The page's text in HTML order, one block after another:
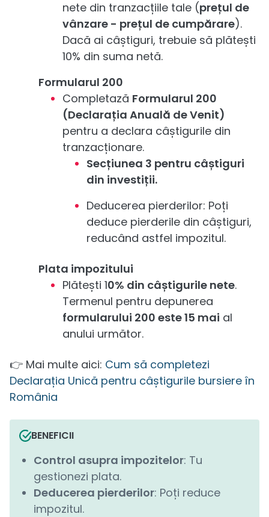
nete din tranzacțiile tale (prețul de
vânzare - prețul de cumpărare).
Dacă ai câștiguri, trebuie să plătești
10% din suma netă.
Formularul 200
Completază Formularul 200
(Declarația Anuală de Venit)
pentru a declara câștigurile din
tranzacționare.
Secțiunea 3 pentru câștiguri
din investiții.
Deducerea pierderilor: Poți
deduce pierderile din câștiguri,
reducând astfel impozitul.
Plata impozitului
Plătești 10% din câștigurile nete.
Termenul pentru depunerea
formularului 200 este 15 mai al
anului următor.
👉 Mai multe aici: Cum să completezi
Declarația Unică pentru câștigurile bursiere în
România
BENEFICII
Control asupra impozitelor: Tu
gestionezi plata.
Deducerea pierderilor: Poți reduce
impozitul.